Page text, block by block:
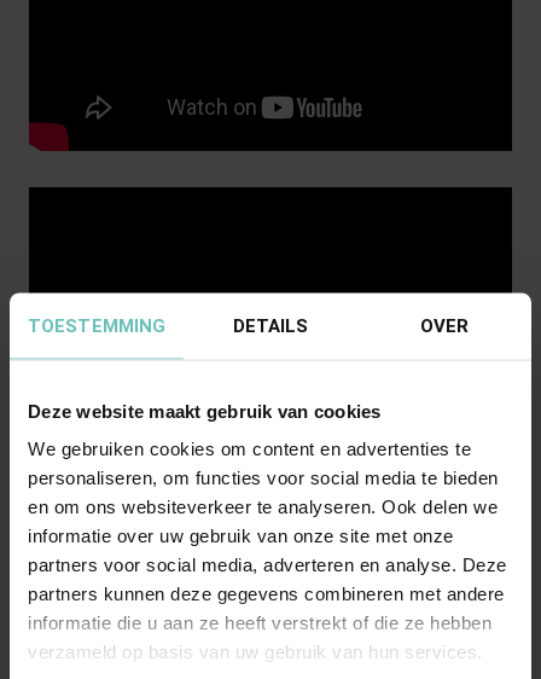
TOESTEMMING DETAILS OVER
Deze website maakt gebruik van cookies
We gebruiken cookies om content en advertenties te
personaliseren, om functies voor social media te bieden
en om ons websiteverkeer te analyseren. Ook delen we
informatie over uw gebruik van onze site met onze
partners voor social media, adverteren en analyse. Deze
partners kunnen deze gegevens combineren met andere
informatie die u aan ze heeft verstrekt of die ze hebben
verzameld op basis van uw gebruik van hun services.